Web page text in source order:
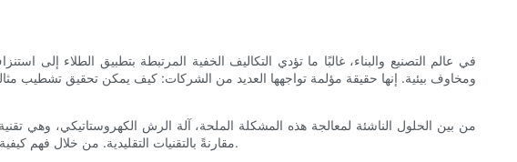
في عالم التصنيع والبناء، غالبًا ما تؤدي التكاليف الخفية المرتبطة بتطبيق الطلاء
ومخاوف بيئية. إنها حقيقة مؤلمة تواجهها العديد من الشركات: كيف يمكن تحقيق تشطيب
من بين الحلول الناشئة لمعالجة هذه المشكلة الملحة، آلة الرش الكهروستاتيكي، وهي
مقارنةً بالتقنيات التقليدية. من خلال فهم كيفية عمل هذه الآلات والمزايا التي توفرها، لا تستطيع الشركات الحد من الهدر فحسب، بل يمكنها أيضًا تعزيز كفاءتها التشغيلية الشاملة.